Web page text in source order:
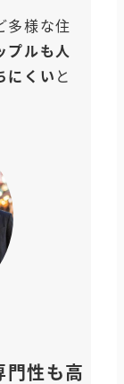
多様な住
プルも人
にくい と
性も高